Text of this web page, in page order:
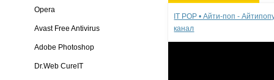
Opera
Avast Free Antivirus
Adobe Photoshop
Dr.Web CureIT
IT POP • Айти-поп -
канал